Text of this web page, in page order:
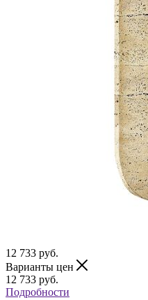
12 733 руб.
Варианты цен
12 733 руб.
Подробности